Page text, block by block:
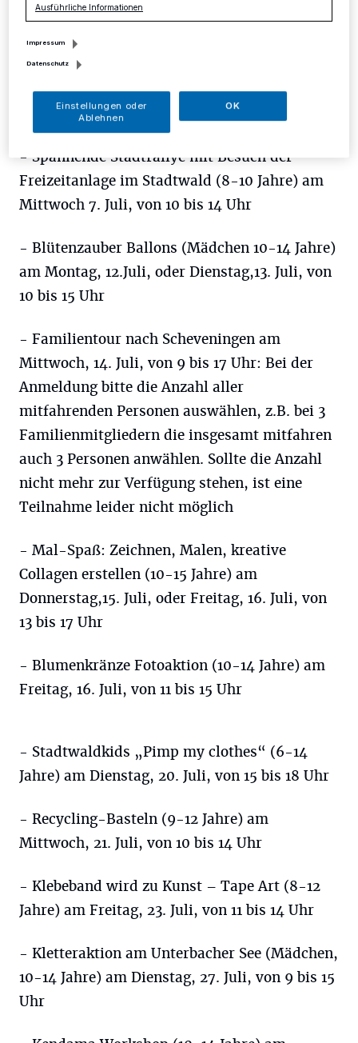
- Stadtwaldkids „Nachhaltigkeit im Alltag“
am Dienstag, 6. Juli, von 15 bis 18 Uhr
- Familie Aquarelle & Modeskizzen (10-14
Jahre) am Dienstag, 6. Juli, von 10 bis 12 Uhr
- Spannende Stadtrallye mit Besuch der
Freizeitanlage im Stadtwald (8-10 Jahre) am
Mittwoch 7. Juli, von 10 bis 14 Uhr
- Blütenzauber Ballons (Mädchen 10-14 Jahre)
am Montag, 12.Juli, oder Dienstag,13. Juli, von
10 bis 15 Uhr
- Familientour nach Scheveningen am
Mittwoch, 14. Juli, von 9 bis 17 Uhr: Bei der
Anmeldung bitte die Anzahl aller
mitfahrenden Personen auswählen, z.B. bei 3
Familienmitgliedern die insgesamt mitfahren
auch 3 Personen anwählen. Sollte die Anzahl
nicht mehr zur Verfügung stehen, ist eine
Teilnahme leider nicht möglich
- Mal-Spaß: Zeichnen, Malen, kreative
Collagen erstellen (10-15 Jahre) am
Donnerstag,15. Juli, oder Freitag, 16. Juli, von
13 bis 17 Uhr
- Blumenkränze Fotoaktion (10-14 Jahre) am
Freitag, 16. Juli, von 11 bis 15 Uhr
- Stadtwaldkids „Pimp my clothes“ (6-14
Jahre) am Dienstag, 20. Juli, von 15 bis 18 Uhr
- Recycling-Basteln (9-12 Jahre) am
Mittwoch, 21. Juli, von 10 bis 14 Uhr
- Klebeband wird zu Kunst – Tape Art (8-12
Jahre) am Freitag, 23. Juli, von 11 bis 14 Uhr
- Kletteraktion am Unterbacher See (Mädchen,
10-14 Jahre) am Dienstag, 27. Juli, von 9 bis 15
Uhr
Ausführliche Informationen
Impressum
Datenschutz
Einstellungen oder
Ablehnen
OK